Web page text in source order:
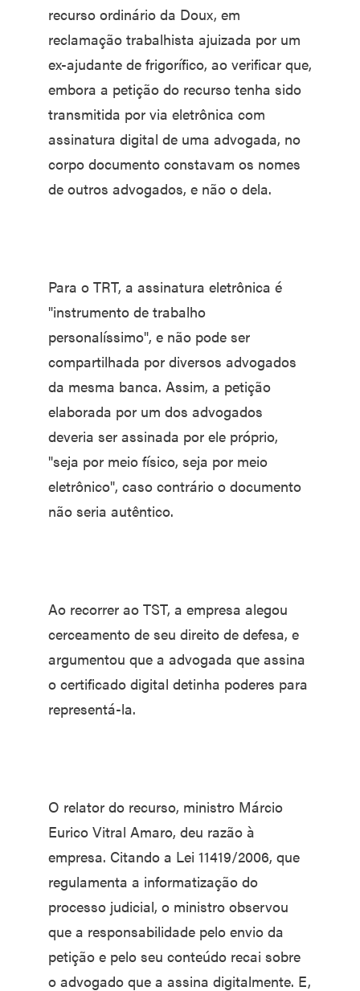
recurso ordinário da Doux, em
reclamação trabalhista ajuizada por um
ex-ajudante de frigorífico, ao verificar que,
embora a petição do recurso tenha sido
transmitida por via eletrônica com
assinatura digital de uma advogada, no
corpo documento constavam os nomes
de outros advogados, e não o dela.
Para o TRT, a assinatura eletrônica é
"instrumento de trabalho
personalíssimo", e não pode ser
compartilhada por diversos advogados
da mesma banca. Assim, a petição
elaborada por um dos advogados
deveria ser assinada por ele próprio,
"seja por meio físico, seja por meio
eletrônico", caso contrário o documento
não seria autêntico.
Ao recorrer ao TST, a empresa alegou
cerceamento de seu direito de defesa, e
argumentou que a advogada que assina
o certificado digital detinha poderes para
representá-la.
O relator do recurso, ministro Márcio
Eurico Vitral Amaro, deu razão à
empresa. Citando a Lei 11419/2006, que
regulamenta a informatização do
processo judicial, o ministro observou
que a responsabilidade pelo envio da
petição e pelo seu conteúdo recai sobre
o advogado que a assina digitalmente. E,